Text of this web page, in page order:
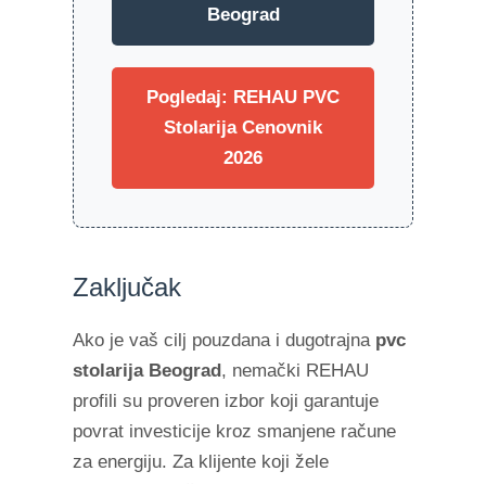
Beograd
Pogledaj: REHAU PVC
Stolarija Cenovnik
2026
Zaključak
Ako je vaš cilj pouzdana i dugotrajna pvc
stolarija Beograd, nemački REHAU
profili su proveren izbor koji garantuje
povrat investicije kroz smanjene račune
za energiju. Za klijente koji žele